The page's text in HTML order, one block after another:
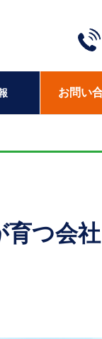
お問い
育つ会